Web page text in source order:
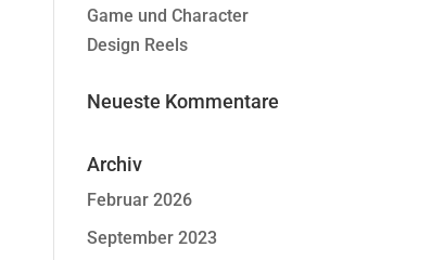
Game und Character
Design Reels
Neueste Kommentare
Archiv
Februar 2026
September 2023